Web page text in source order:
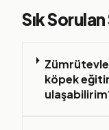
Sık
köpek